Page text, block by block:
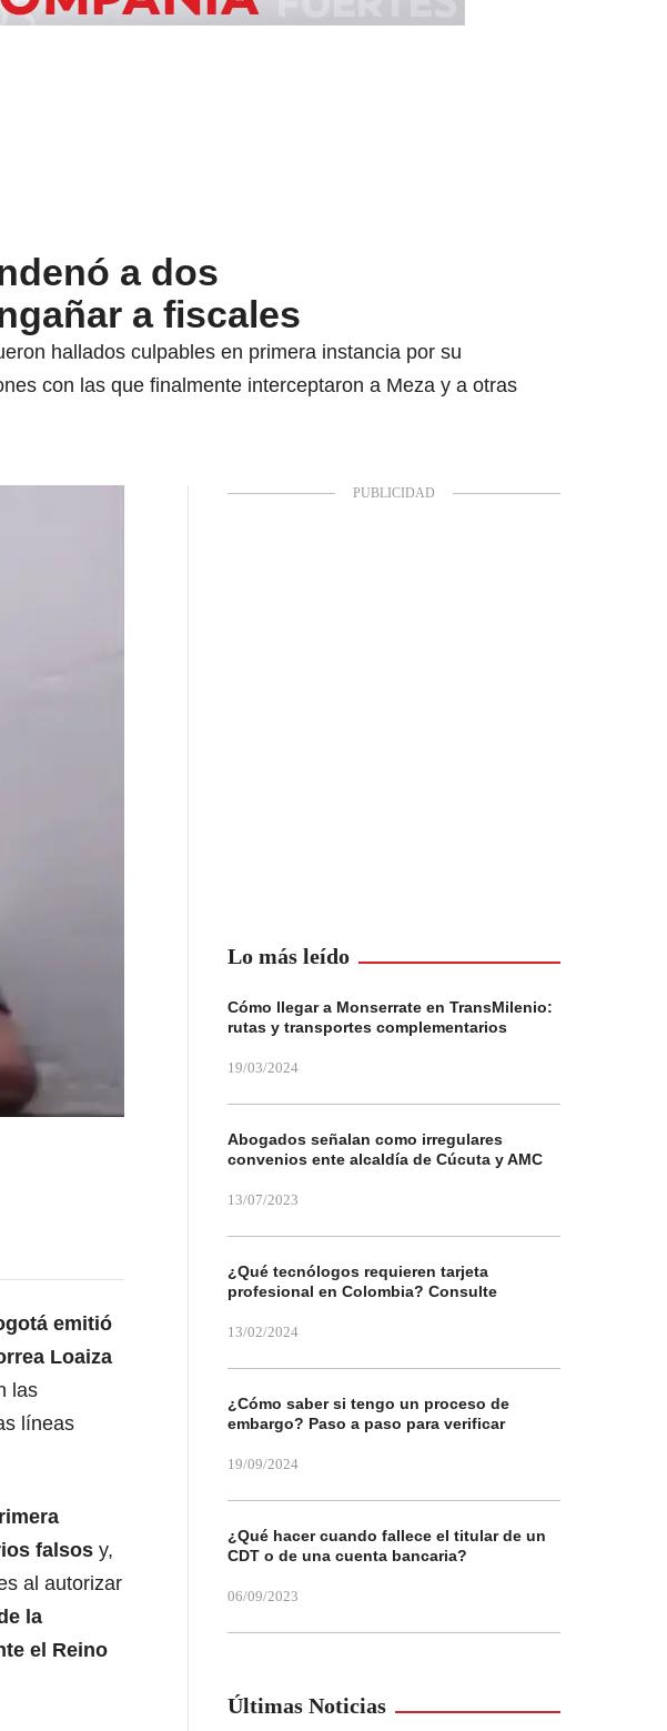
a dos
a fiscales
hallados culpables en primera instancia por su
con las que finalmente interceptaron a Meza y a otras
emitió
Loaiza
las
líneas
falsos y,
al autorizar
la
el Reino
Lo más leído
Cómo llegar a Monserrate en TransMilenio:
rutas y transportes complementarios
19/03/2024
Abogados señalan como irregulares
convenios ente alcaldía de Cúcuta y AMC
13/07/2023
¿Qué tecnólogos requieren tarjeta
profesional en Colombia? Consulte
13/02/2024
¿Cómo saber si tengo un proceso de
embargo? Paso a paso para verificar
19/09/2024
¿Qué hacer cuando fallece el titular de un
CDT o de una cuenta bancaria?
06/09/2023
Últimas Noticias